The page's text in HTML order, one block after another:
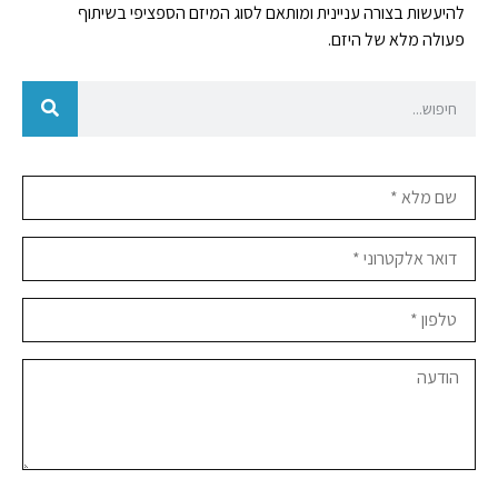
להיעשות בצורה עניינית ומותאם לסוג המיזם הספציפי בשיתוף
פעולה מלא של היזם.